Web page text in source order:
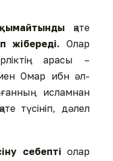
қате
жібереді. Олар
арасы –
Омар ибн әл-
исламнан
түсініп, дәлел
себепті олар